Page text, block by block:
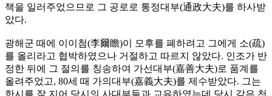
책을 일러주었으므로 그 공로로 통정대부(通政大夫)를 하사받
았다.
광해군 때에 이이첨(李爾瞻)이 모후를 폐하려고 그에게 소(疏)
를 올리라고 협박하였으나 거절하고 따르지 않았다. 인조가 반
정한 뒤에 그 절의를 칭송하여 가선대부(嘉善大夫)로 품계를
올려주었고, 80세 때 가의대부(嘉義大夫)를 제수받았다. 그는
한시를 잘 지어 당시의 사대부들과 교유하였는데 당시 같은 천